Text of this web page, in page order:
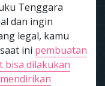
Tenggara
dan ingin
legal, kamu
ini pembuatan
bisa dilakukan
mendirikan